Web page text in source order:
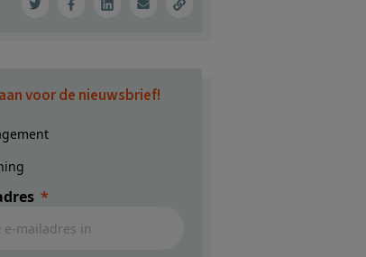
voor de nieuwsbrief!